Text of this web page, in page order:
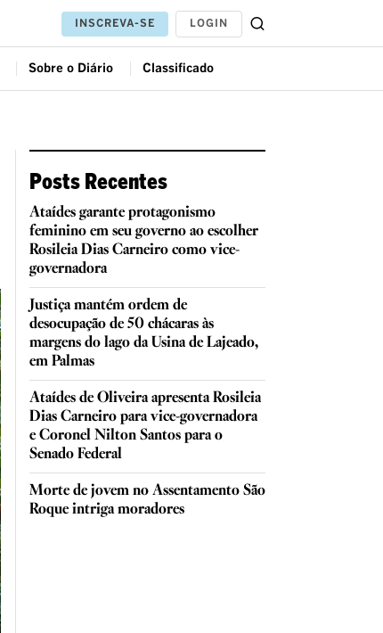
INSCREVA-SE LOGIN
Sobre o Diário Classificado
Posts Recentes
Ataídes garante protagonismo
feminino em seu governo ao escolher
Rosileia Dias Carneiro como vice-
governadora
Justiça mantém ordem de
desocupação de 50 chácaras às
margens do lago da Usina de Lajeado,
em Palmas
Ataídes de Oliveira apresenta Rosileia
Dias Carneiro para vice-governadora
e Coronel Nilton Santos para o
Senado Federal
Morte de jovem no Assentamento São
Roque intriga moradores